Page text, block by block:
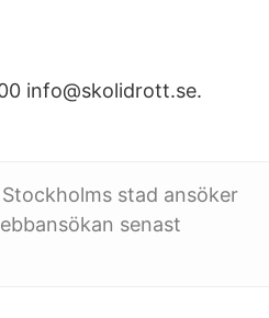
info@skolidrott.se.
stad ansöker
senast